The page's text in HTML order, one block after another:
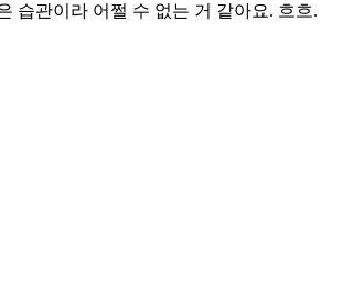
습관이라 어쩔 수 없는 거 같아요. 흐흐.